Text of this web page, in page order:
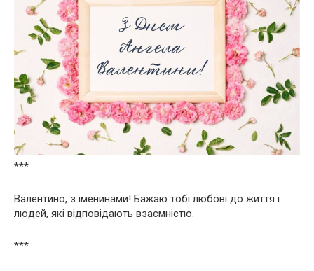
***
Валентино, з іменинами! Бажаю тобі любові до життя і
людей, які відповідають взаємністю.
***